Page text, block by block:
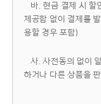
바. 현금 결제 시 할
제공함 없이 결제를
용할 경우 포함)
사. 사전동의 없이
하거나 다른 상품을